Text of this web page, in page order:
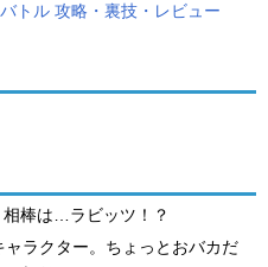
トル 攻略・裏技・レビュー
棒は…ラビッツ！？
ラクター。ちょっとおバカだ